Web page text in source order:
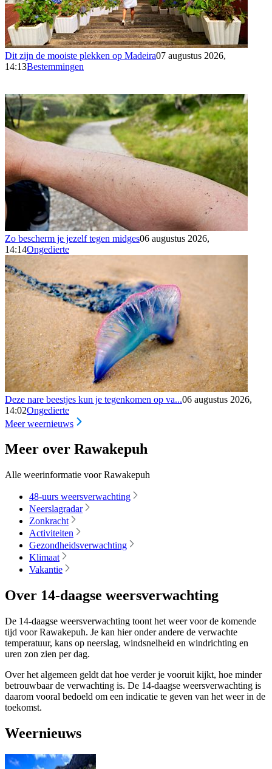
Dit zijn de mooiste plekken op Madeira07 augustus 2026,
14:13Bestemmingen
Zo bescherm je jezelf tegen midges06 augustus 2026,
14:14Ongedierte
Deze nare beestjes kun je tegenkomen op va...06 augustus 2026,
14:02Ongedierte
Meer weernieuws
Meer over Rawakepuh
Alle weerinformatie voor Rawakepuh
48-uurs weersverwachting
Neerslagradar
Zonkracht
Activiteiten
Gezondheidsverwachting
Klimaat
Vakantie
Over 14-daagse weersverwachting
De 14-daagse weersverwachting toont het weer voor de komende
tijd voor Rawakepuh. Je kan hier onder andere de verwachte
temperatuur, kans op neerslag, windsnelheid en windrichting en
uren zon zien per dag.
Over het algemeen geldt dat hoe verder je vooruit kijkt, hoe minder
betrouwbaar de verwachting is. De 14-daagse weersverwachting is
daarom vooral bedoeld om een indicatie te geven van het weer in de
toekomst.
Weernieuws